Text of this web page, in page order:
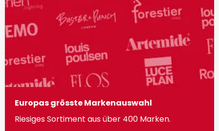
Europas grösste Markenauswahl
Riesiges Sortiment aus über 400 Marken.